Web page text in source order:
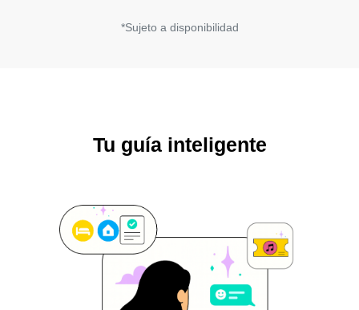
*Sujeto a disponibilidad
Tu guía inteligente